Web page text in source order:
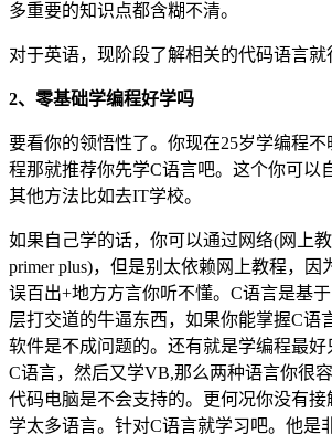
多重要的知识点都含糊不清。
对于英语，现阶段了解相关的代码语言就
2、零基础学编程好学吗
要看你的领悟性了。你现在25岁学编程
程那就推荐你先学C语言吧。这个你可以
其他方法比如去IT学校。
如果自己学的话，你可以通过网络(网上
primer plus)，但是别太依赖网上教程，因
误百出+地方方言你听不懂。C语言是基
层打交道的牛逼东西，如果你能掌握C语
软件是不成问题的。还有就是学编程最
C语言，然后又学VB,那么两种语言你很
代码电脑是不会支持的。更何况你没有
学太多语言。针对C语言就学习吧。他是